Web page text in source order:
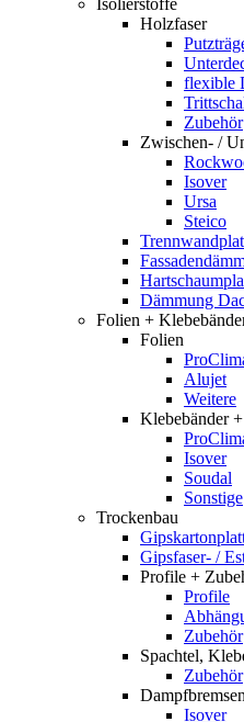
Isolierstoffe
Holzfaser
flexible
Zubehör
Zwischen- /
Isover
Ursa
Steico
Dämmung
Folien +
Folien
Alujet
Weitere
Klebebänder
Isover
Soudal
Sonstige
Trockenbau
Gipsfaser- /
Profile +
Profile
Zubehör
Spachtel,
Zubehör
Isover